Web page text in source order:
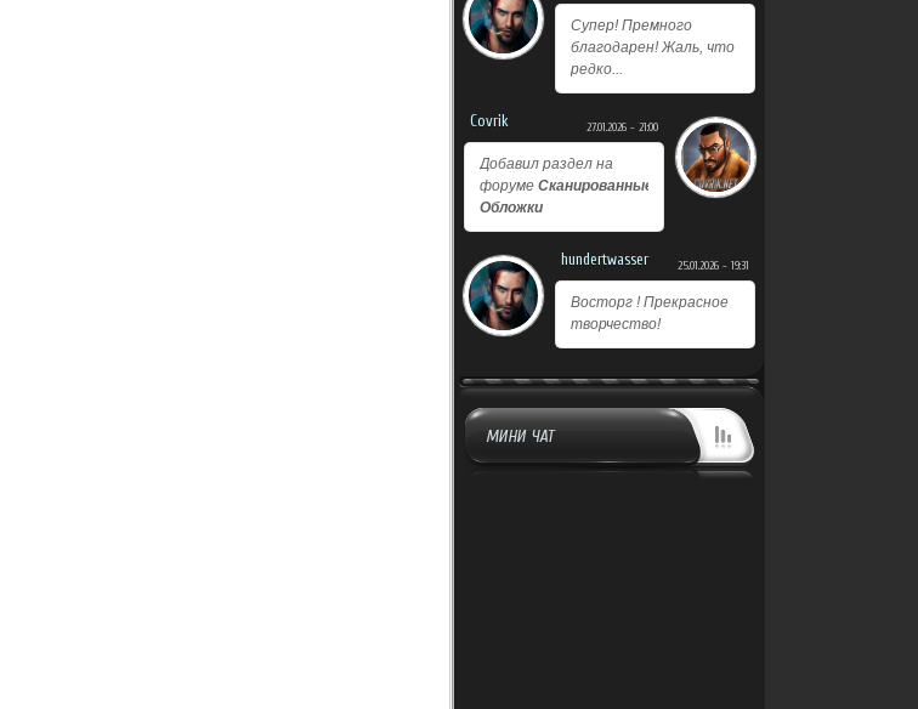
Супер! Премного
благодарен! Жаль, что
редко...
Covrik 27.01.2026 - 21:00
Добавил раздел на
форуме Сканированные
Обложки
hundertwasser 25.01.2026 - 19:31
Восторг ! Прекрасное
творчество!
МИНИ ЧАТ